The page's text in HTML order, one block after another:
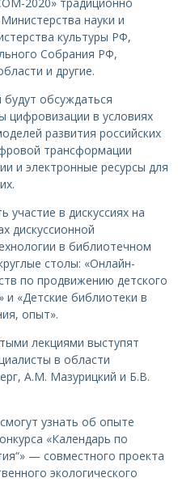
науки и
культуры РФ,
Собрания РФ,
и другие.
будут обсуждаться
цифровизации в условиях
развития российских
трансформации
и электронные ресурсы для
участие в дискуссиях на
дискуссионной
в библиотечном
столы: «Онлайн-
по продвижению детского
«Детские библиотеки в
опыт».
лекциями выступят
в области
А.М. Мазурицкий и Б.В.
узнать об опыте
«Календарь по
— совместного проекта
экологического